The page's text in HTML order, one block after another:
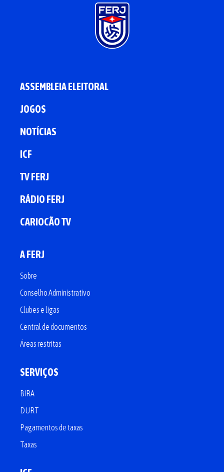
ASSEMBLEIA ELEITORAL
JOGOS
NOTÍCIAS
ICF
TV FERJ
RÁDIO FERJ
CARIOCÃO TV
A FERJ
Sobre
Conselho Administrativo
Clubes e ligas
Central de documentos
Áreas restritas
SERVIÇOS
BIRA
DURT
Pagamentos de taxas
Taxas